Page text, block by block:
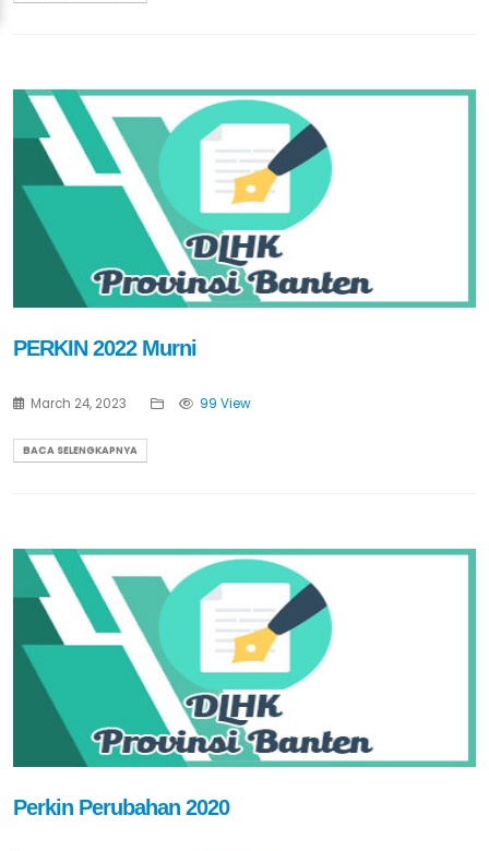
PERKIN 2022 Murni
March 24, 2023 99 View
BACA SELENGKAPNYA
Perkin Perubahan 2020